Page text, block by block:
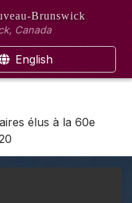
Brunswick
Canada
English
élus à la 60e